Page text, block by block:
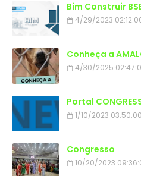
Bim Construir
4/29/2023
Conheça a
4/30/2025
Portal
1/10/2023
Congresso
10/20/2023